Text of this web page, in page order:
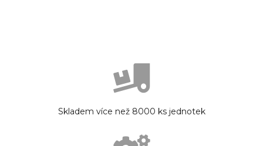
Skladem více než 8000 ks jednotek